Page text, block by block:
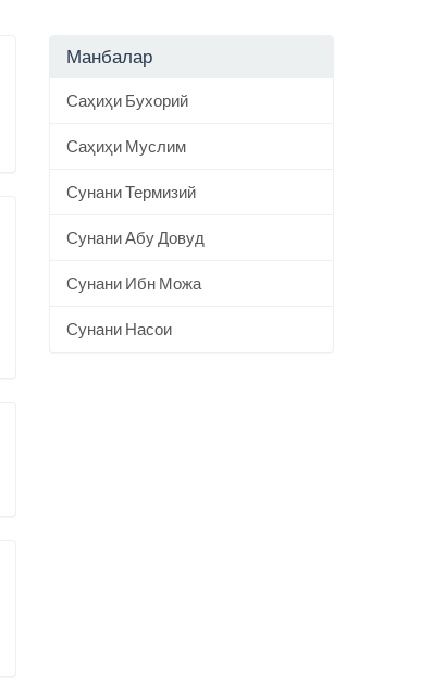
Манбалар
Саҳиҳи Бухорий
Саҳиҳи Муслим
Сунани Термизий
Сунани Абу Довуд
Сунани Ибн Можа
Сунани Насои